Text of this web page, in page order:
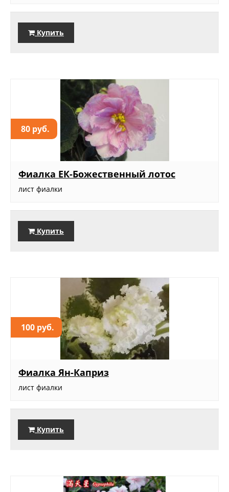
Купить
80 руб.
Фиалка ЕК-Божественный лотос
лист фиалки
Купить
100 руб.
Фиалка Ян-Каприз
лист фиалки
Купить